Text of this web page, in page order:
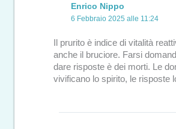
Enrico Nippo
6 Febbraio 2025 alle 11:24
Il prurito è indice di vitalità
anche il bruciore. Farsi
dare risposte è dei morti. Le
vivificano lo spirito, le risposte